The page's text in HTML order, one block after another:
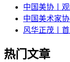
中国美协丨
中国美术家
风华正茂丨
热门文章